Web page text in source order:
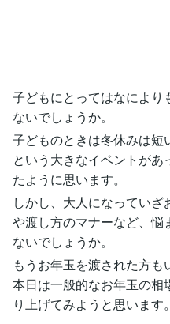
子どもにとってはなにより
ないでしょうか。
子どものときは冬休みは短
という大きなイベントが
たように思います。
しかし、大人になってい
や渡し方のマナーなど、悩
ないでしょうか。
もうお年玉を渡された方も
本日は一般的なお年玉の相
り上げてみようと思います。